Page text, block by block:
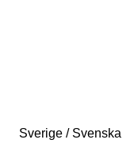
Sverige / Svenska